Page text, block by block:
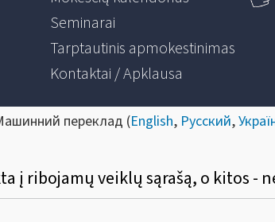
Seminarai
Tarptautinis apmokestinimas
Kontaktai / Apklausa
переклад (English, Русский,